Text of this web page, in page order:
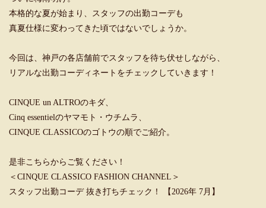
本格的な夏が始まり、スタッフの出勤コーデも
真夏仕様に変わってきた頃ではないでしょうか。
今回は、神戸の各店舗前でスタッフを待ち伏せしながら、
リアルな出勤コーディネートをチェックしていきます！
CINQUE un ALTROのキダ、
Cinq essentielのヤマモト・ウチムラ、
CINQUE CLASSICOのゴトウの順でご紹介。
是非こちらからご覧ください！
＜CINQUE CLASSICO FASHION CHANNEL＞
スタッフ出勤コーデ 抜き打ちチェック！ 【2026年 7月】